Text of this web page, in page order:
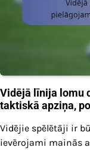
Vidējā līnija lomu
taktiskā apziņa,
Vidējie spēlētāji ir
ievērojami mainās